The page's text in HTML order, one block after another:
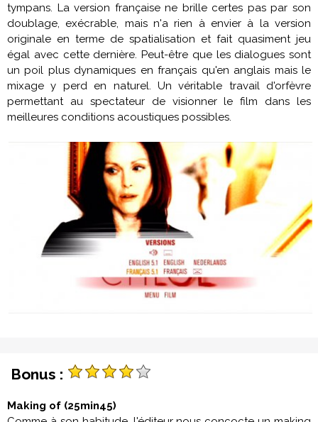
tympans. La version française ne brille certes pas par son
doublage, exécrable, mais n'a rien à envier à la version
originale en terme de spatialisation et fait quasiment jeu
égal avec cette dernière. Peut-être que les dialogues sont
un poil plus dynamiques en français qu'en anglais mais le
mixage y perd en naturel. Un véritable travail d'orfèvre
permettant au spectateur de visionner le film dans les
meilleures conditions acoustiques possibles.
Bonus :
Making of (25min45)